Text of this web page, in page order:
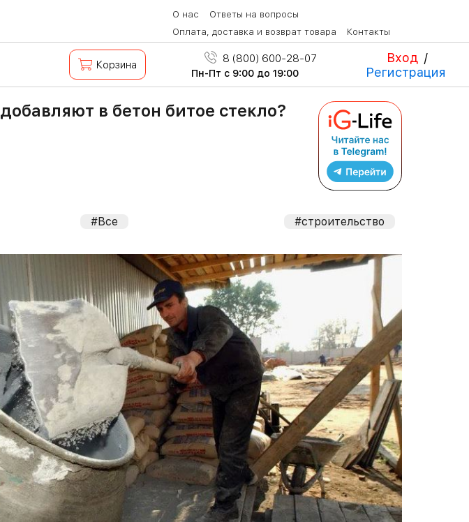
О нас
Ответы на вопросы
Оплата, доставка и возврат товара
Контакты
Корзина 8 (800) 600-28-07
Пн-Пт с 9:00 до 19:00
Вход /
Регистрация
в бетон битое стекло?
#Все #строительство